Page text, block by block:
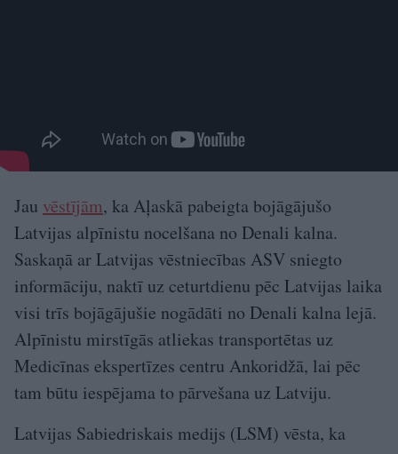
Jau vēstījām, ka Aļaskā pabeigta bojāgājušo
Latvijas alpīnistu nocelšana no Denali kalna.
Saskaņā ar Latvijas vēstniecības ASV sniegto
informāciju, naktī uz ceturtdienu pēc Latvijas laika
visi trīs bojāgājušie nogādāti no Denali kalna lejā.
Alpīnistu mirstīgās atliekas transportētas uz
Medicīnas ekspertīzes centru Ankoridžā, lai pēc
tam būtu iespējama to pārvešana uz Latviju.
Latvijas Sabiedriskais medijs (LSM) vēsta, ka